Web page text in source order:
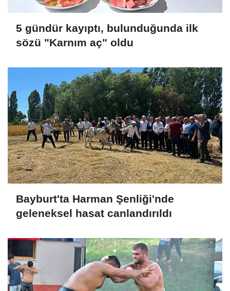
5 gündür kayıptı, bulunduğunda ilk
sözü "Karnım aç" oldu
Bayburt'ta Harman Şenliği'nde
geleneksel hasat canlandırıldı